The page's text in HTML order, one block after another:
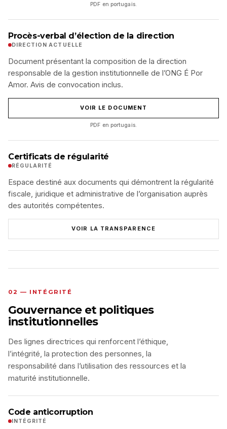
PDF en portugais.
Procès-verbal d’élection de la direction
DIRECTION ACTUELLE
Document présentant la composition de la direction
responsable de la gestion institutionnelle de l’ONG É Por
Amor. Avis de convocation inclus.
VOIR LE DOCUMENT
PDF en portugais.
Certificats de régularité
RÉGULARITÉ
Espace destiné aux documents qui démontrent la régularité
fiscale, juridique et administrative de l’organisation auprès
des autorités compétentes.
VOIR LA TRANSPARENCE
02 — INTÉGRITÉ
Gouvernance et politiques
institutionnelles
Des lignes directrices qui renforcent l’éthique,
l’intégrité, la protection des personnes, la
responsabilité dans l’utilisation des ressources et la
maturité institutionnelle.
Code anticorruption
INTÉGRITÉ